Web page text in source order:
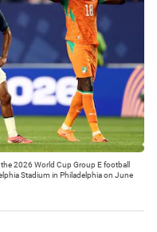
2026 World Cup Group E football
Stadium in Philadelphia on June